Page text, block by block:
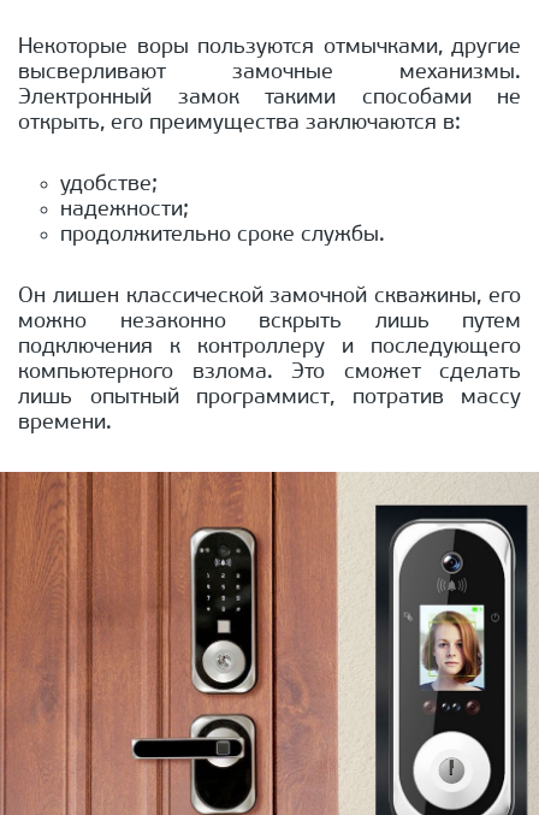
Некоторые воры пользуются отмычками, другие
высверливают замочные механизмы.
Электронный замок такими способами не
открыть, его преимущества заключаются в:
удобстве;
надежности;
продолжительно сроке службы.
Он лишен классической замочной скважины, его
можно незаконно вскрыть лишь путем
подключения к контроллеру и последующего
компьютерного взлома. Это сможет сделать
лишь опытный программист, потратив массу
времени.